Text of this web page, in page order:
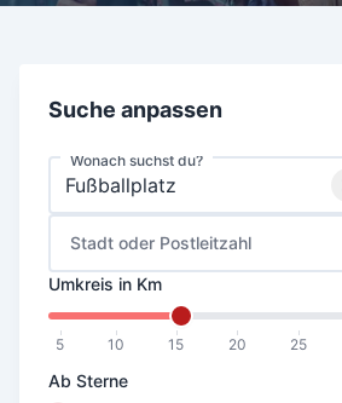
Suche anpassen
Wonach suchst du?
Stadt oder Postleitzahl
Umkreis in Km
5 10 15 20 25
Ab Sterne